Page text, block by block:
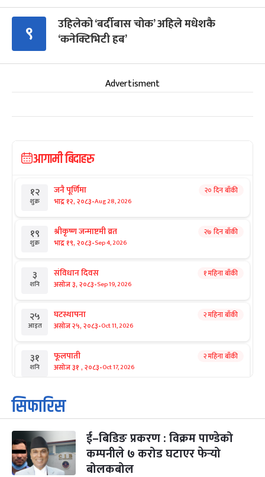
९
उहिलेको ‘बर्दीबास चोक’ अहिले मधेशकै
‘कनेक्टिभिटी हब’
Advertisment
आगामी बिदाहरु
१२
शुक्र
जनै पूर्णिमा
भाद्र १२, २०८३-Aug 28, 2026
२० दिन बाँकी
१९
शुक्र
श्रीकृष्ण जन्माष्टमी व्रत
भाद्र १९, २०८३-Sep 4, 2026
२७ दिन बाँकी
३
शनि
संविधान दिवस
असोज ३, २०८३-Sep 19, 2026
१ महिना बाँकी
२५
आइत
घटस्थापना
असोज २५, २०८३-Oct 11, 2026
२ महिना बाँकी
३१
शनि
फूलपाती
असोज ३१ , २०८३-Oct 17, 2026
२ महिना बाँकी
१
आइत
कार्तिक सङ्क्रान्ति
कार्तिक १, २०८३
३
मंगल
महानवमी
कार्तिक ३, २०८३-Oct 20, 2026
२ महिना बाँकी
सिफारिस
ई–बिडिङ प्रकरण : विक्रम पाण्डेको
कम्पनीले ७ करोड घटाएर फेर्‍यो
बोलकबोल